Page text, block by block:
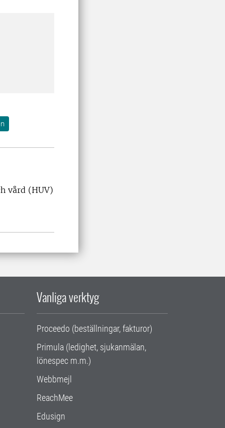
vård (HUV)
Vanliga verktyg
Proceedo (beställningar, fakturor)
Primula (ledighet, sjukanmälan,
lönespec m.m.)
Webbmejl
ReachMee
Edusign